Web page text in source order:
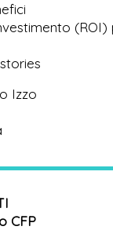
Izzo
CFP